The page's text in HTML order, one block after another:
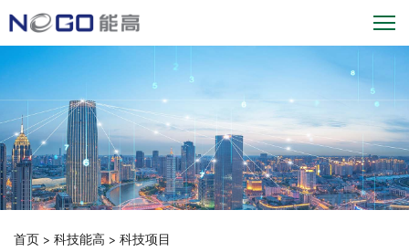
首页 > 科技能高 > 科技项目